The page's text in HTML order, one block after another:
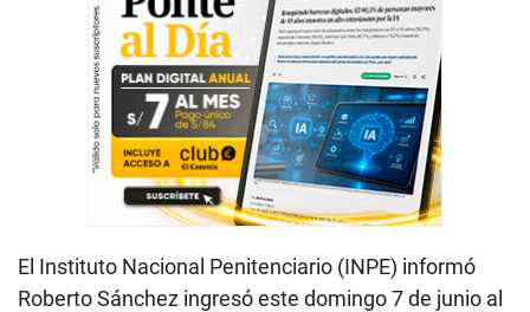
El Instituto Nacional Penitenciario (INPE) informó
Roberto Sánchez ingresó este domingo 7 de junio al